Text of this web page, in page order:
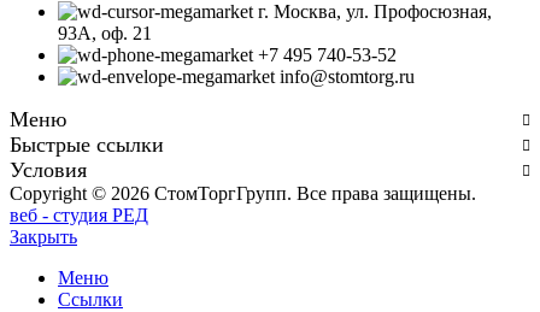
г. Москва, ул. Профосюзная,
93А, оф. 21
+7 495 740-53-52
info@stomtorg.ru
Меню
Быстрые ссылки
Условия
Copyright © 2026 СтомТоргГрупп. Все права защищены.
веб - студия РЕД
Закрыть
Меню
Ссылки